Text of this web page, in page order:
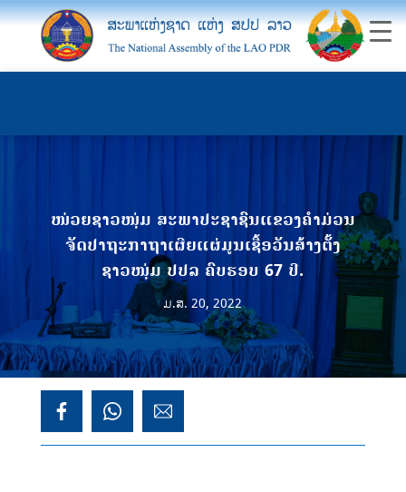
ໜ່ວຍຊາວໜຸ່ມ ສະພາປະຊາຊົນແຂວງຄໍາມ່ວນ
ຈັດປາຖະກາຖາເຜີຍແຜ່ມູນເຊື້ອວັນສ້າງຕັ້ງ
ຊາວໜຸ່ມ ປປລ ຄົບຮອບ 67 ປີ.
ມ.ສ. 20, 2022